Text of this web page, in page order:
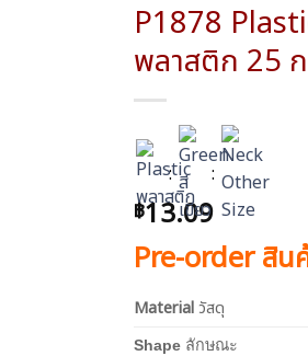
P1878
พลาสติก 25
: :
฿13.09
Pre-order สิน
Material วัสดุ
Shape ลักษณะ